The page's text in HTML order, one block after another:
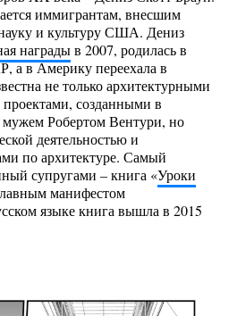
иммигрантам, внесшим
и культуру США. Дениз
наградыв 2007, родилась в
а в Америку переехала в
не только архитектурными
созданными в
мужем Робертом Вентури, но
деятельностью и
по архитектуре. Самый
супругами – книга «Уроки
манифестом
языке книга вышла в 2015